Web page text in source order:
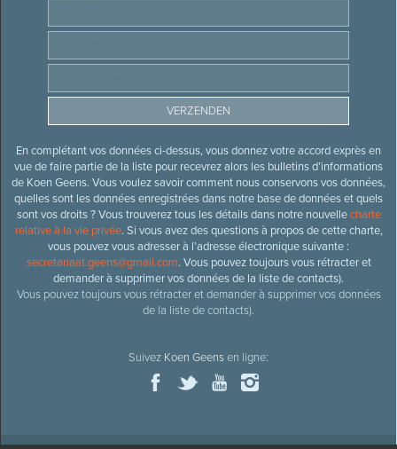
En complétant vos données ci-dessus, vous donnez votre accord exprès en
vue de faire partie de la liste pour recevrez alors les bulletins d’informations
de Koen Geens. Vous voulez savoir comment nous conservons vos données,
quelles sont les données enregistrées dans notre base de données et quels
sont vos droits ? Vous trouverez tous les détails dans notre nouvellecharte
relative à la vie privée. Si vous avez des questions à propos de cette charte,
vous pouvez vous adresser à l’adresse électronique suivante :
secretariaat.geens@gmail.com. Vous pouvez toujours vous rétracter et
demander à supprimer vos données de la liste de contacts).
Vous pouvez toujours vous rétracter et demander à supprimer vos données
de la liste de contacts).
Suivez Koen Geensen ligne: